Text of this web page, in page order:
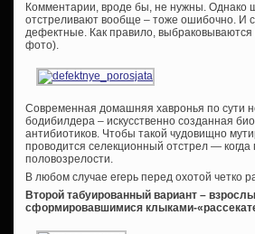
Комментарии, вроде бы, не нужны. Однако
отстреливают вообще – тоже ошибочно. И
дефектные. Как правило,
фото).
Современная домашняя хавронья по сути
бодибилдера – искусственно созданная
антибиотиков. Чтобы такой чудовищно
проводится селекционный отстрел — когда
половозрелости.
В любом случае егерь перед охотой четко
Второй табуированный вариант –
сформировавшимися клыками-